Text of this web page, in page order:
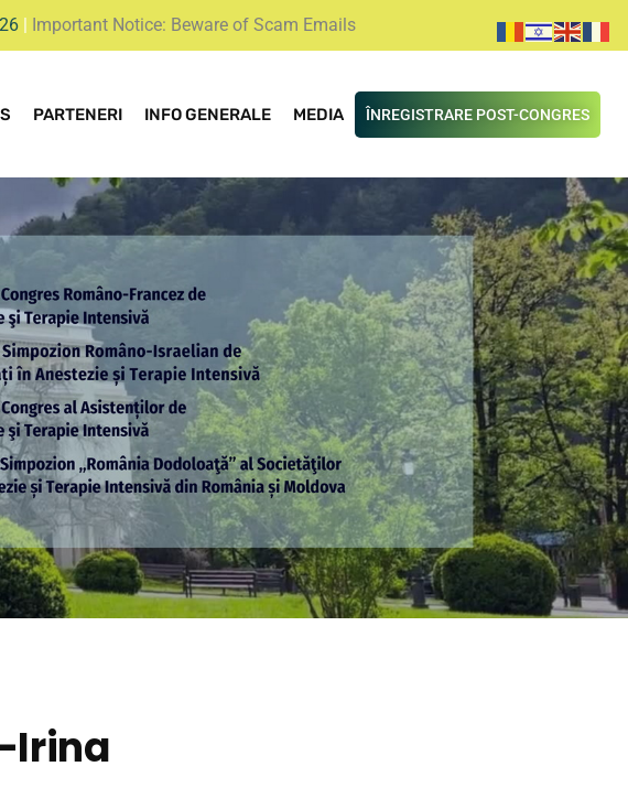
| Important Notice: Beware of Scam Emails
PARTENERI INFO GENERALE MEDIA ÎNREGISTRARE POST-CONGRES
Irina